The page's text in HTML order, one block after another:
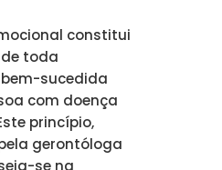
constitui
toda
sucedida
com doença
princípio,
gerontóloga
se na